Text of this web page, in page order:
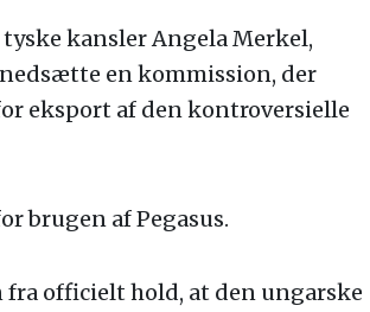
kansler Angela Merkel,
en kommission, der
eksport af den kontroversielle
brugen af Pegasus.
officielt hold, at den ungarske